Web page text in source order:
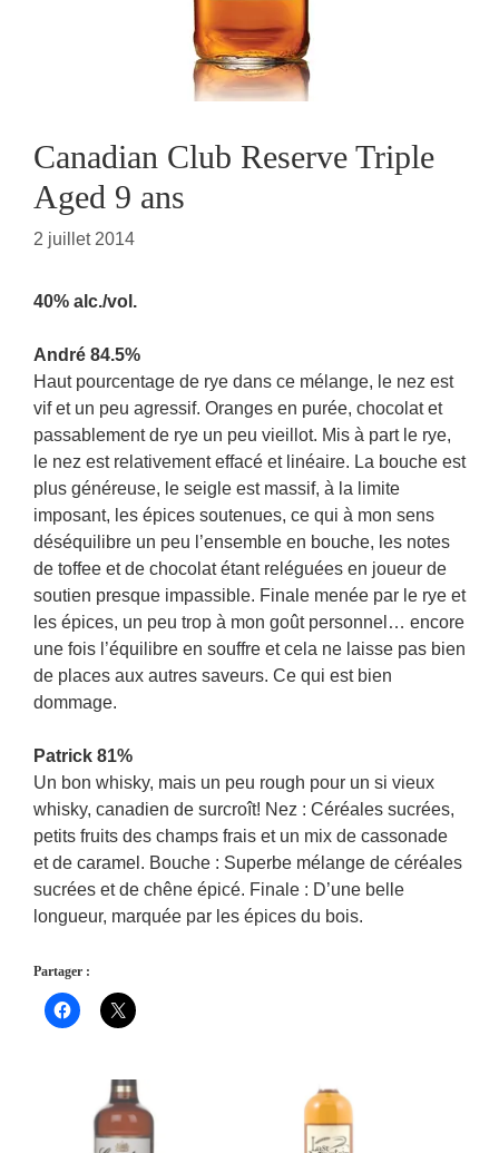
Canadian Club Reserve Triple
Aged 9 ans
2 juillet 2014
40% alc./vol.
André 84.5%
Haut pourcentage de rye dans ce mélange, le nez est
vif et un peu agressif. Oranges en purée, chocolat et
passablement de rye un peu vieillot. Mis à part le rye,
le nez est relativement effacé et linéaire. La bouche est
plus généreuse, le seigle est massif, à la limite
imposant, les épices soutenues, ce qui à mon sens
déséquilibre un peu l’ensemble en bouche, les notes
de toffee et de chocolat étant reléguées en joueur de
soutien presque impassible. Finale menée par le rye et
les épices, un peu trop à mon goût personnel… encore
une fois l’équilibre en souffre et cela ne laisse pas bien
de places aux autres saveurs. Ce qui est bien
dommage.
Patrick 81%
Un bon whisky, mais un peu rough pour un si vieux
whisky, canadien de surcroît! Nez : Céréales sucrées,
petits fruits des champs frais et un mix de cassonade
et de caramel. Bouche : Superbe mélange de céréales
sucrées et de chêne épicé. Finale : D’une belle
longueur, marquée par les épices du bois.
Partager :